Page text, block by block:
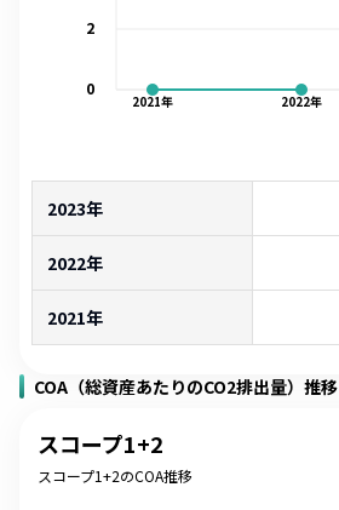
2021年 2022年
0
2
2023年
2022年
2021年
COA（総資産あたりのCO2排出量）推移
スコープ1+2
スコープ1+2のCOA推移